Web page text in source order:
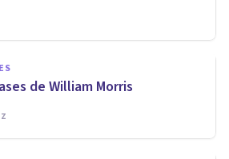
de William Morris